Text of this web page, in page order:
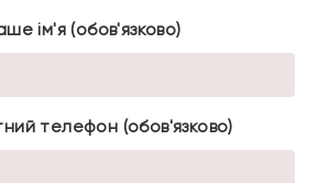
ім'я (обов'язково)
телефон (обов'язково)